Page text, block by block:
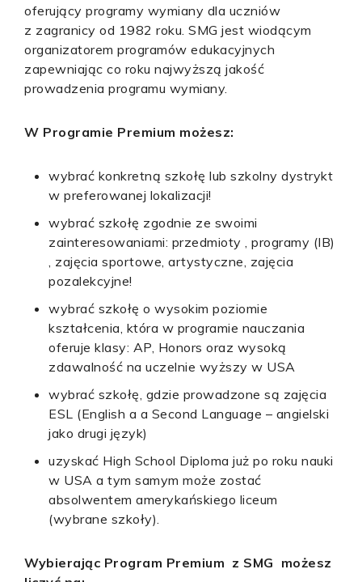
oferujący programy wymiany dla uczniów
z zagranicy od 1982 roku. SMG jest wiodącym
organizatorem programów edukacyjnych
zapewniając co roku najwyższą jakość
prowadzenia programu wymiany.
W Programie Premium możesz:
wybrać konkretną szkołę lub szkolny dystrykt
w preferowanej lokalizacji!
wybrać szkołę zgodnie ze swoimi
zainteresowaniami: przedmioty , programy (IB)
, zajęcia sportowe, artystyczne, zajęcia
pozalekcyjne!
wybrać szkołę o wysokim poziomie
kształcenia, która w programie nauczania
oferuje klasy: AP, Honors oraz wysoką
zdawalność na uczelnie wyższy w USA
wybrać szkołę, gdzie prowadzone są zajęcia
ESL (English a a Second Language – angielski
jako drugi język)
uzyskać High School Diploma już po roku nauki
w USA a tym samym może zostać
absolwentem amerykańskiego liceum
(wybrane szkoły).
Wybierając Program Premium z SMG możesz